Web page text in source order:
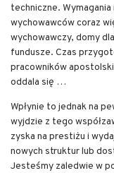
techniczne.
wychowawców coraz
wychowawczy, domy
fundusze. Czas
pracowników
oddala się …
Wpłynie to jednak na
wyjdzie z tego
zyska na prestiżu i
nowych struktur lub
Jesteśmy zaledwie w